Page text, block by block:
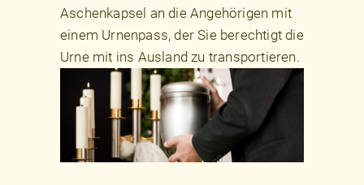
Aschenkapsel an die Angehörigen mit
einem Urnenpass, der Sie berechtigt die
Urne mit ins Ausland zu transportieren.